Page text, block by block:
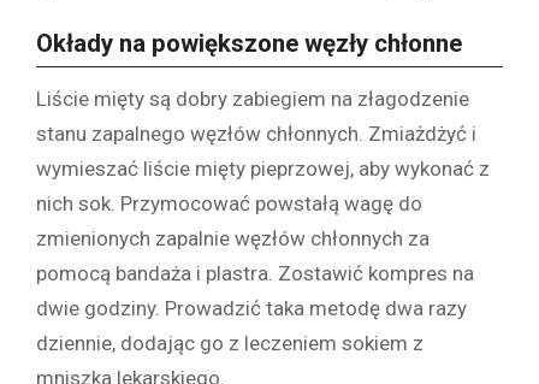
Okłady na powiększone węzły chłonne
Liście mięty są dobry zabiegiem na złagodzenie
stanu zapalnego węzłów chłonnych. Zmiażdżyć i
wymieszać liście mięty pieprzowej, aby wykonać z
nich sok. Przymocować powstałą wagę do
zmienionych zapalnie węzłów chłonnych za
pomocą bandaża i plastra. Zostawić kompres na
dwie godziny. Prowadzić taka metodę dwa razy
dziennie, dodając go z leczeniem sokiem z
mniszka lekarskiego.